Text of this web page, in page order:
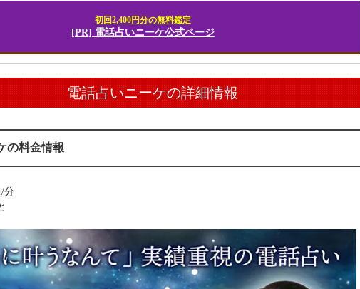
初回2,400円分の無料鑑定
[PR] 電話占いニーケ公式ページ
電話占いニーケの詳細情報
の料金情報
/分